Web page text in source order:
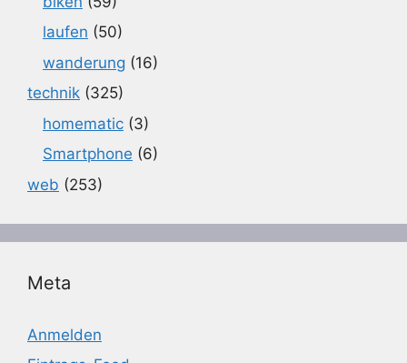
laufen (50)
wanderung (16)
technik (325)
homematic (3)
Smartphone (6)
web (253)
Meta
Anmelden